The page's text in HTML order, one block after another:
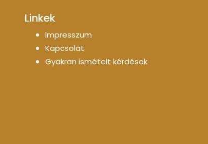
Linkek
Impresszum
Kapcsolat
Gyakran ismételt kérdések